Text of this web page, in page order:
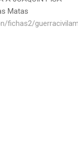
Matas
fichas2/